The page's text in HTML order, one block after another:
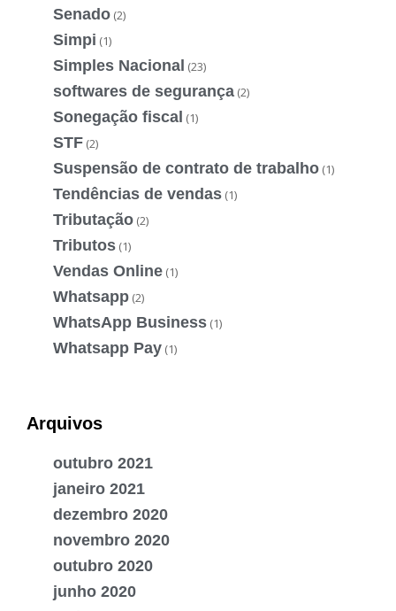
Senado (2)
Simpi (1)
Simples Nacional (23)
softwares de segurança (2)
Sonegação fiscal (1)
STF (2)
Suspensão de contrato de trabalho (1)
Tendências de vendas (1)
Tributação (2)
Tributos (1)
Vendas Online (1)
Whatsapp (2)
WhatsApp Business (1)
Whatsapp Pay (1)
Arquivos
outubro 2021
janeiro 2021
dezembro 2020
novembro 2020
outubro 2020
junho 2020